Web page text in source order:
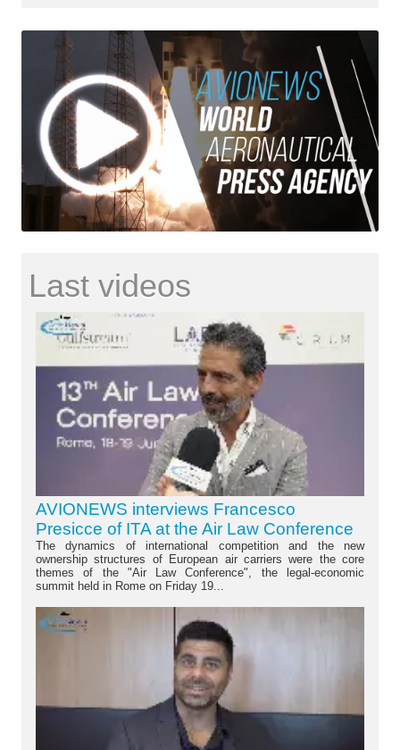
Last videos
AVIONEWS interviews Francesco
Presicce of ITA at the Air Law Conference
The dynamics of international competition and the new
ownership structures of European air carriers were the core
themes of the "Air Law Conference", the legal-economic
summit held in Rome on Friday 19...